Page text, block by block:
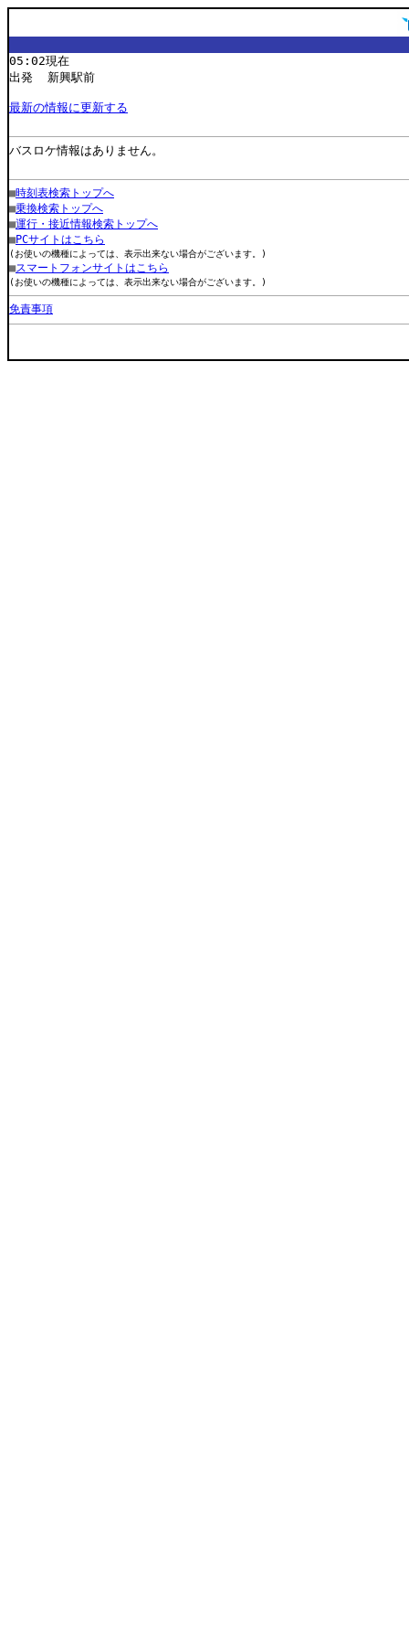
05:02現在
出発 新興駅前
最新の情報に更新する
バスロケ情報はありません。
■時刻表検索トップへ
■乗換検索トップへ
■運行・接近情報検索トップへ
■PCサイトはこちら
(お使いの機種によっては、表示出来ない場合がございます。)
■スマートフォンサイトはこちら
(お使いの機種によっては、表示出来ない場合がございます。)
免責事項